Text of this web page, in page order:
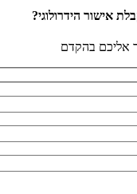
אישור הידרולוגי?
אליכם בהקדם